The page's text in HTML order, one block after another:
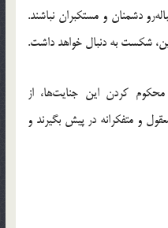
دشمنان و مستکبران نباشند.
شکست به دنبال خواهد داشت.
کردن این جنایت‌ها، از
و متفکرانه در پیش بگیرند و